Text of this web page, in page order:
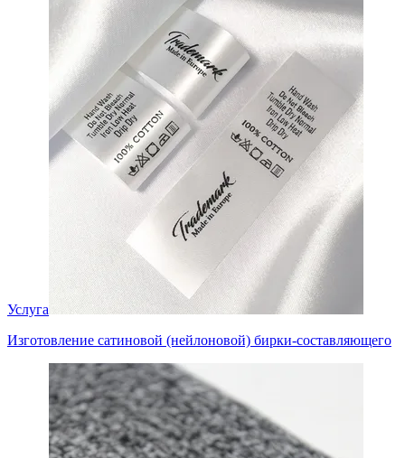
Услуга
Изготовление сатиновой (нейлоновой) бирки-составляющего